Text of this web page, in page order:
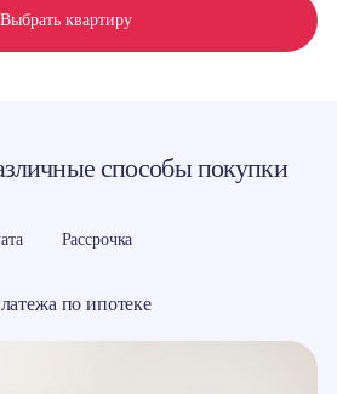
Выбрать квартиру
способы покупки
Рассрочка
по ипотеке